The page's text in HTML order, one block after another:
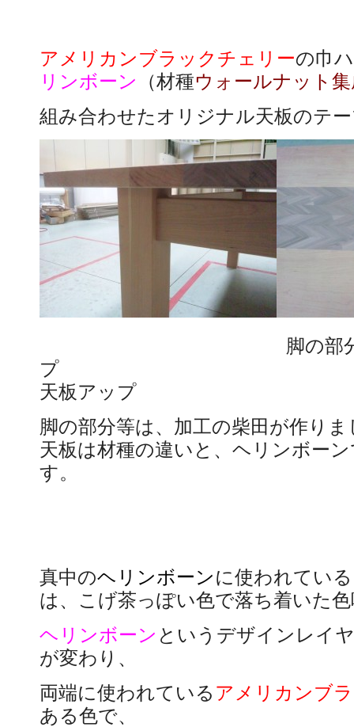
アメリカンブラックチェリーの巾
リンボーン
（材種ウォールナット
組み合わせたオリジナル天板のテ
脚の部分ア
天板アップ
脚の部分等は、加工の柴
天板は材種の違いと、ヘリンボー
す。
真中のヘリンボーンに使われている
は、こげ茶っぽい色で落ち着いた
ヘリンボーン というデザインレイ
が変わり、
両端に使われている アメリカンブ
ある色で、